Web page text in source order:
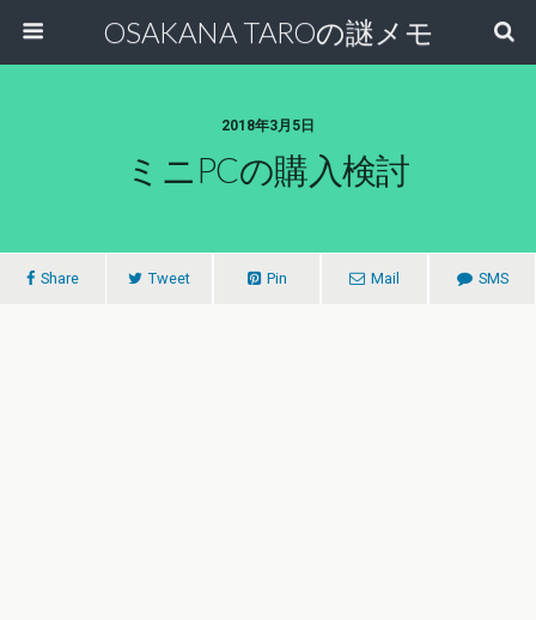
OSAKANA TAROの謎メモ
2018年3月5日
ミニPCの購入検討
Share Tweet Pin Mail SMS